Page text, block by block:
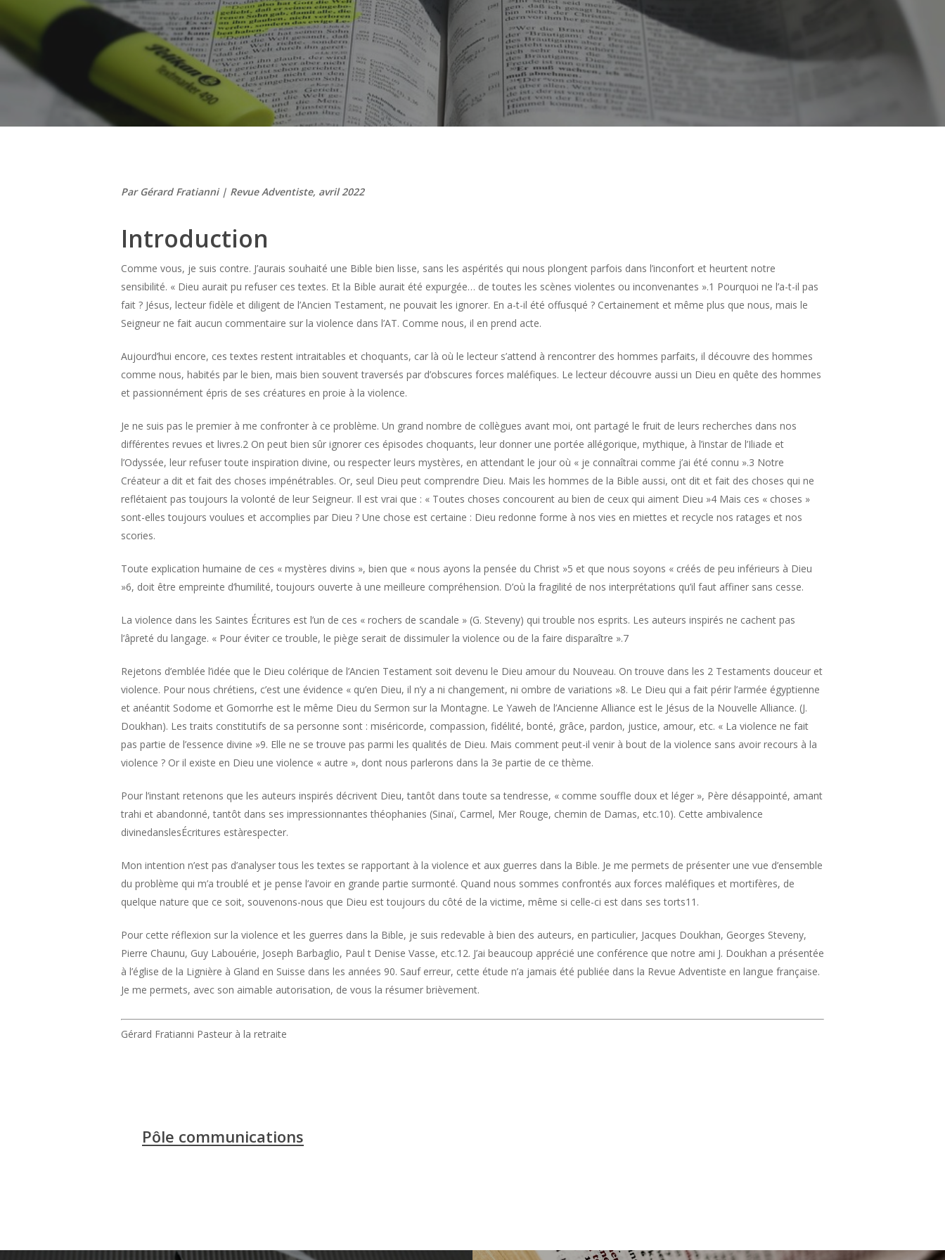
Hit enter to search or ESC to close
Par Gérard Fratianni | Revue Adventiste, avril 2022
Introduction
Comme vous, je suis contre. J’aurais souhaité une Bible bien lisse, sans les aspérités qui nous plongent parfois dans l’inconfort et heurtent notre
sensibilité. « Dieu aurait pu refuser ces textes. Et la Bible aurait été expurgée… de toutes les scènes violentes ou inconvenantes ».1 Pourquoi ne l’a-t-il pas
fait ? Jésus, lecteur fidèle et diligent de l’Ancien Testament, ne pouvait les ignorer. En a-t-il été offusqué ? Certainement et même plus que nous, mais le
Seigneur ne fait aucun commentaire sur la violence dans l’AT. Comme nous, il en prend acte.
Aujourd’hui encore, ces textes restent intraitables et choquants, car là où le lecteur s’attend à rencontrer des hommes parfaits, il découvre des hommes
comme nous, habités par le bien, mais bien souvent traversés par d’obscures forces maléfiques. Le lecteur découvre aussi un Dieu en quête des hommes
et passionnément épris de ses créatures en proie à la violence.
Je ne suis pas le premier à me confronter à ce problème. Un grand nombre de collègues avant moi, ont partagé le fruit de leurs recherches dans nos
différentes revues et livres.2 On peut bien sûr ignorer ces épisodes choquants, leur donner une portée allégorique, mythique, à l’instar de l’Iliade et
l’Odyssée, leur refuser toute inspiration divine, ou respecter leurs mystères, en attendant le jour où « je connaîtrai comme j’ai été connu ».3 Notre
Créateur a dit et fait des choses impénétrables. Or, seul Dieu peut comprendre Dieu. Mais les hommes de la Bible aussi, ont dit et fait des choses qui ne
reflétaient pas toujours la volonté de leur Seigneur. Il est vrai que : « Toutes choses concourent au bien de ceux qui aiment Dieu »4 Mais ces « choses »
sont-elles toujours voulues et accomplies par Dieu ? Une chose est certaine : Dieu redonne forme à nos vies en miettes et recycle nos ratages et nos
scories.
Toute explication humaine de ces « mystères divins », bien que « nous ayons la pensée du Christ »5 et que nous soyons « créés de peu inférieurs à Dieu
»6, doit être empreinte d’humilité, toujours ouverte à une meilleure compréhension. D’où la fragilité de nos interprétations qu’il faut affiner sans cesse.
La violence dans les Saintes Écritures est l’un de ces « rochers de scandale » (G. Steveny) qui trouble nos esprits. Les auteurs inspirés ne cachent pas
l’âpreté du langage. « Pour éviter ce trouble, le piège serait de dissimuler la violence ou de la faire disparaître ».7
Rejetons d’emblée l’idée que le Dieu colérique de l’Ancien Testament soit devenu le Dieu amour du Nouveau. On trouve dans les 2 Testaments douceur et
violence. Pour nous chrétiens, c’est une évidence « qu’en Dieu, il n’y a ni changement, ni ombre de variations »8. Le Dieu qui a fait périr l’armée égyptienne
et anéantit Sodome et Gomorrhe est le même Dieu du Sermon sur la Montagne. Le Yaweh de l’Ancienne Alliance est le Jésus de la Nouvelle Alliance. (J.
Doukhan). Les traits constitutifs de sa personne sont : miséricorde, compassion, fidélité, bonté, grâce, pardon, justice, amour, etc. « La violence ne fait
pas partie de l’essence divine »9. Elle ne se trouve pas parmi les qualités de Dieu. Mais comment peut-il venir à bout de la violence sans avoir recours à la
violence ? Or il existe en Dieu une violence « autre », dont nous parlerons dans la 3e partie de ce thème.
Pour l’instant retenons que les auteurs inspirés décrivent Dieu, tantôt dans toute sa tendresse, « comme souffle doux et léger », Père désappointé, amant
trahi et abandonné, tantôt dans ses impressionnantes théophanies (Sinaï, Carmel, Mer Rouge, chemin de Damas, etc.10). Cette ambivalence
divinedanslesÉcritures estàrespecter.
Mon intention n’est pas d’analyser tous les textes se rapportant à la violence et aux guerres dans la Bible. Je me permets de présenter une vue d’ensemble
du problème qui m’a troublé et je pense l’avoir en grande partie surmonté. Quand nous sommes confrontés aux forces maléfiques et mortifères, de
quelque nature que ce soit, souvenons-nous que Dieu est toujours du côté de la victime, même si celle-ci est dans ses torts11.
Pour cette réflexion sur la violence et les guerres dans la Bible, je suis redevable à bien des auteurs, en particulier, Jacques Doukhan, Georges Steveny,
Pierre Chaunu, Guy Labouérie, Joseph Barbaglio, Paul t Denise Vasse, etc.12. J’ai beaucoup apprécié une conférence que notre ami J. Doukhan a présentée
à l’église de la Lignière à Gland en Suisse dans les années 90. Sauf erreur, cette étude n’a jamais été publiée dans la Revue Adventiste en langue française.
Je me permets, avec son aimable autorisation, de vous la résumer brièvement.
Gérard Fratianni Pasteur à la retraite
Pôle communications